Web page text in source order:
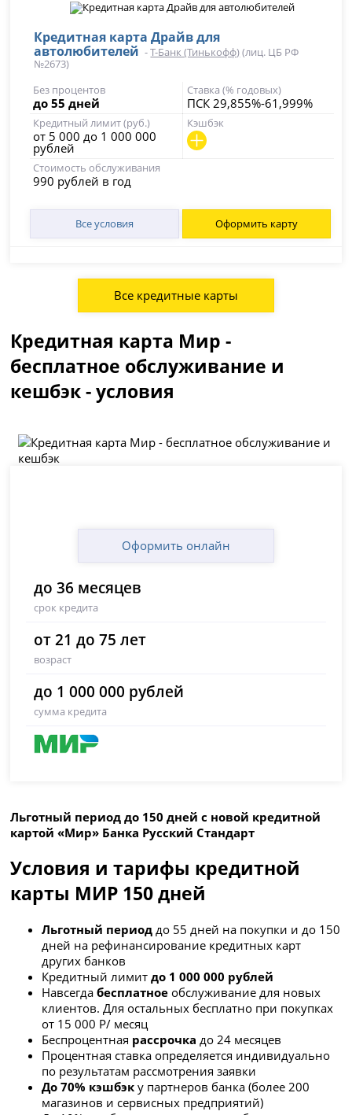
Кредитная карта Драйв для
автолюбителей -Т-Банк (Тинькофф)(лиц. ЦБ РФ
№2673)
Без процентов
до 55 дней
Ставка (% годовых)
ПСК 29,855%-61,999%
Кредитный лимит (руб.)
от 5 000 до 1 000 000
рублей
Кэшбэк
Стоимость обслуживания
990 рублей в год
Все условия Оформить карту
Все кредитные карты
Кредитная карта Мир -
бесплатное обслуживание и
кешбэк - условия
Льготный период до 150 дней с новой кредитной
картой «Мир» Банка Русский Стандарт
Условия и тарифы кредитной
карты МИР 150 дней
Льготный период до 55 дней на покупки и до 150
дней на рефинансирование кредитных карт
других банков
Кредитный лимитдо 1 000 000 рублей
Навсегдабесплатноеобслуживание для новых
клиентов. Для остальных бесплатно при покупках
от 15 000 Р/ месяц
Беспроцентная рассрочка до 24 месяцев
Процентная ставка определяется индивидуально
по результатам рассмотрения заявки
До 70% кэшбэк у партнеров банка (более 200
магазинов и сервисных предприятий)
Оформить онлайн
до 36 месяцев
срок кредита
от 21 до 75 лет
возраст
до 1 000 000 рублей
сумма кредита